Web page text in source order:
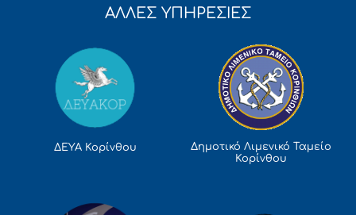
ΑΛΛΕΣ ΥΠΗΡΕΣΙΕΣ
ΔΕΥΑ Κορίνθου
Δημοτικό Λιμενικό Ταμείο
Κορίνθου